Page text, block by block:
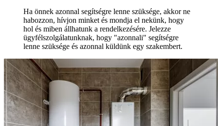
Ha önnek azonnal segítségre lenne szüksége, akkor ne
habozzon, hívjon minket és mondja el nekünk, hogy
hol és miben állhatunk a rendelkezésére. Jelezze
ügyfélszolgálatunknak, hogy "azonnali" segítségre
lenne szüksége és azonnal küldünk egy szakembert.